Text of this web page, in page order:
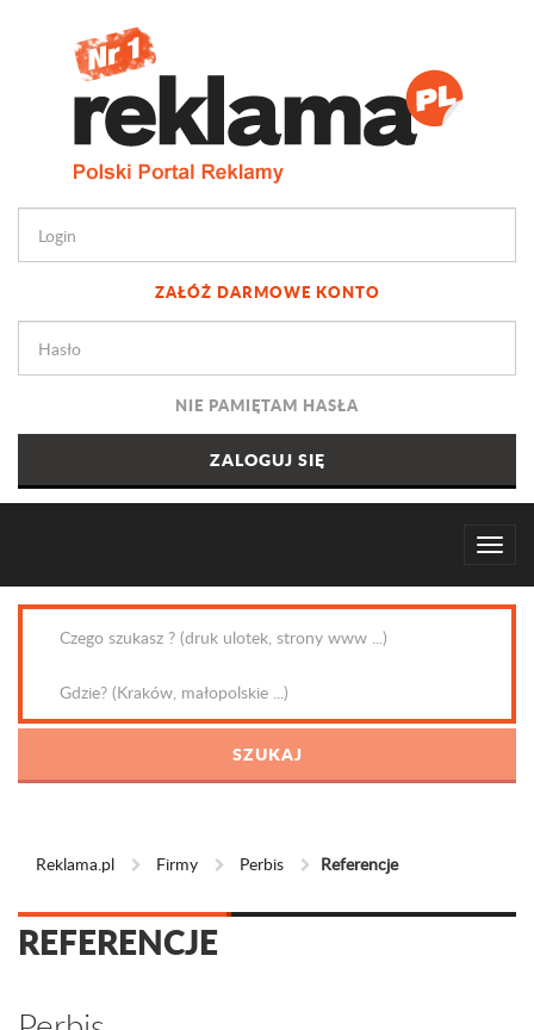
ZAŁÓŻ DARMOWE KONTO
NIE PAMIĘTAM HASŁA
Reklama.pl Firmy Perbis Referencje
REFERENCJE